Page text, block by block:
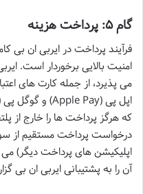
گام ۵: پرداخت هزینه
فرآیند پرداخت در ایربی ان بی
امنیت بالایی برخوردار است.
که هرگز پرداخت ها را خارج از
درخواست پرداخت مستقیم از
اپلیکیشن های پرداخت دیگر) می
آن را به پشتیبانی ایربی ان بی